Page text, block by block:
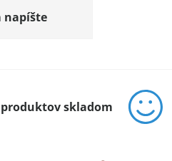
napíšte
skladom